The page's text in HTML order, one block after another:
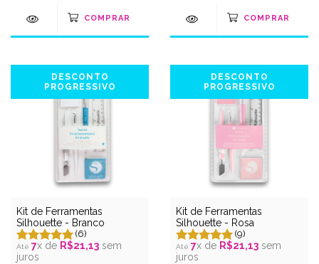
DESCONTO
PROGRESSIVO
Kit de Ferramentas
Silhouette - Branco
(6)
7x de R$21,13 sem
juros
DESCONTO
PROGRESSIVO
Kit de Ferramentas
Silhouette - Rosa
(9)
7x de R$21,13 sem
juros